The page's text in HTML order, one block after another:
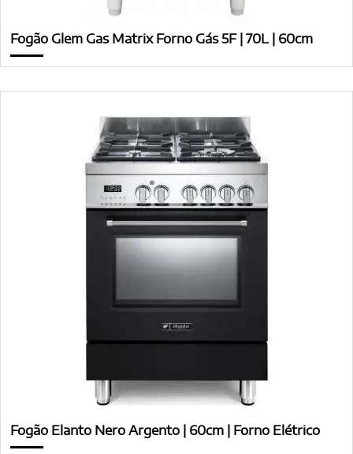
Fogão Glem Gas Matrix Forno Gás 5F | 70L | 60cm
Fogão Elanto Nero Argento | 60cm | Forno Elétrico